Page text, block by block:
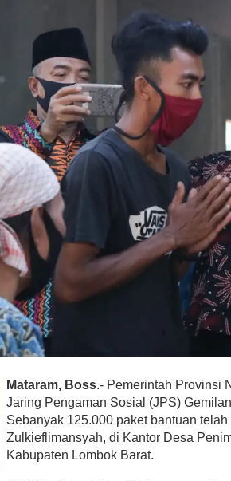
Mataram, Boss.- Pemerintah Provinsi
Jaring Pengaman Sosial (JPS)
Sebanyak 125.000 paket bantuan
Zulkieflimansyah, di Kantor Desa
Kabupaten Lombok Barat.